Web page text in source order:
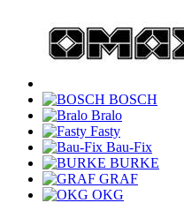
BOSCH
Bralo
Fasty
Bau-Fix
BURKE
GRAF
OKG